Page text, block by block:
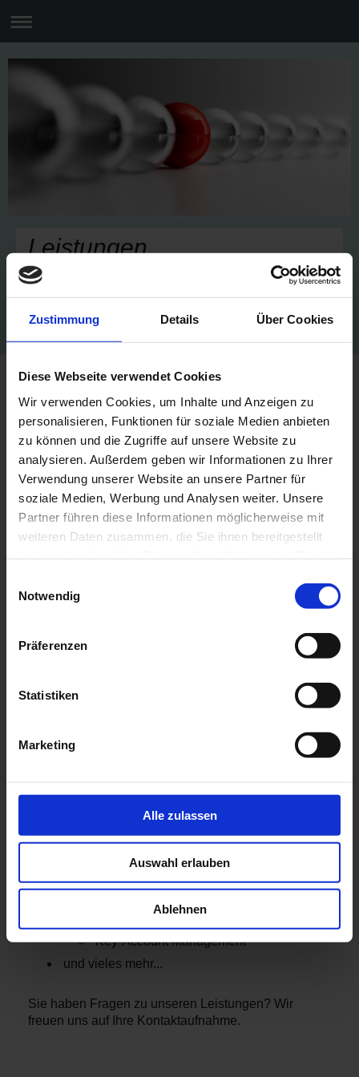
Zustimmung Details Über Cookies
Diese Webseite verwendet Cookies
Wir verwenden Cookies, um Inhalte und Anzeigen zu
personalisieren, Funktionen für soziale Medien anbieten
zu können und die Zugriffe auf unsere Website zu
analysieren. Außerdem geben wir Informationen zu Ihrer
Verwendung unserer Website an unsere Partner für
soziale Medien, Werbung und Analysen weiter. Unsere
Partner führen diese Informationen möglicherweise mit
weiteren Daten zusammen, die Sie ihnen bereitgestellt
Notwendig
Präferenzen
Statistiken
Marketing
Alle zulassen
Auswahl erlauben
Ablehnen
Leistungen
Studium bieten wir Ihnen
fachliche Kompetenz mit
Berufserfahrung in vielen
unsere Leistungenspeziell
für Ihre Anforderungen zu.Freundlich, kompetent und
verbindlich betreuen wir Sie und auch Ihre Kunden
vorort:
Einige unserer Leistungen auf einen Blick:
Technische Dokumentation (technical writer)
deutsch/englisch
Produktmanagement von der Entwicklung bis
Unterstützung von Produktentwicklungen
Wir behalten Ihre Termine für Sie im Auge!
Wartung/Kalibrierung von Messtechnik
Marketing
Produktpräsentation
Fachliche Einarbeitung in alle Bereiche
Kundenbetreuung
After-Sales Marketing
Key-Account Management
und vieles mehr...
Sie haben Fragen zu unseren Leistungen? Wir
freuen uns auf Ihre Kontaktaufnahme.